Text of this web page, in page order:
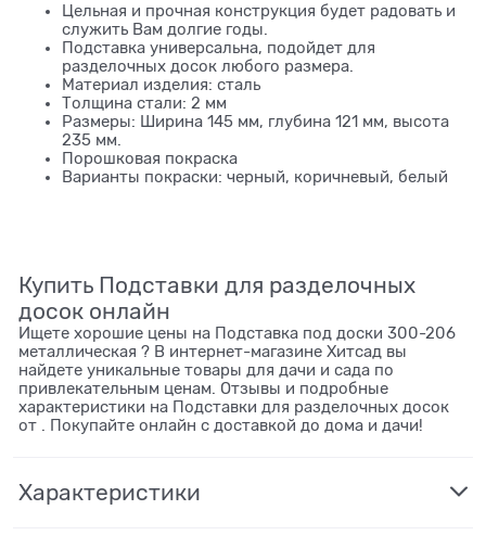
Цельная и прочная конструкция будет радовать и
служить Вам долгие годы.
Подставка универсальна, подойдет для
разделочных досок любого размера.
Материал изделия: сталь
Толщина стали: 2 мм
Размеры: Ширина 145 мм, глубина 121 мм, высота
235 мм.
Порошковая покраска
Варианты покраски: черный, коричневый, белый
Купить Подставки для разделочных
досок онлайн
Ищете хорошие цены на Подставка под доски 300-206
металлическая ? В интернет-магазине Хитсад вы
найдете уникальные товары для дачи и сада по
привлекательным ценам. Отзывы и подробные
характеристики на Подставки для разделочных досок
от . Покупайте онлайн с доставкой до дома и дачи!
Характеристики